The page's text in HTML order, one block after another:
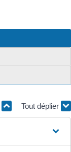
Tout déplier